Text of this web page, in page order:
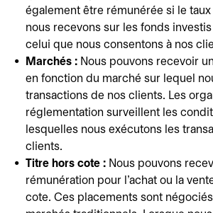
également être rémunérée si le
nous recevons sur les fonds
celui que nous consentons à nos
Marchés : Nous pouvons recevoir
en fonction du marché sur lequel
transactions de nos clients. Les
réglementation surveillent les
lesquelles nous exécutons les
clients.
Titre hors cote : Nous pouvons
rémunération pour l'achat ou la
cote. Ces placements sont